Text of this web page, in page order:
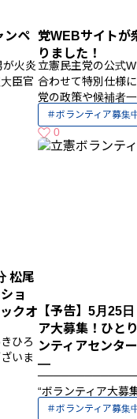
ンペ
火炎
臣官
党WEBサイトが
りました！
立憲民主党の公式
合わせて特別仕様
党の政策や候補者
ボランティア募集
いいねの数
0
松尾
ョ
クオ
ひろ
いま
【予告】5月25
ア大募集！ひと
ンティアセンタ
―
“ボランティア大募
ボランティア募集